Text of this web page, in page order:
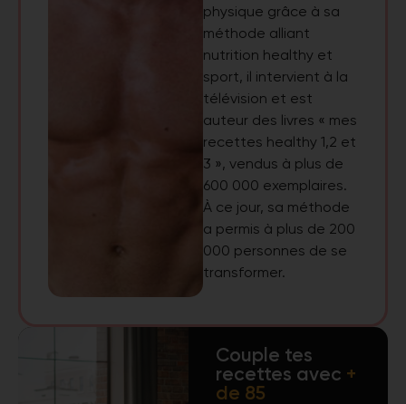
physique grâce à sa
méthode alliant
nutrition healthy et
sport, il intervient à la
télévision et est
auteur des livres « mes
recettes healthy 1,2 et
3 », vendus à plus de
600 000 exemplaires.
À ce jour, sa méthode
a permis à plus de 200
000 personnes de se
transformer.
Couple tes
recettes avec +
de 85